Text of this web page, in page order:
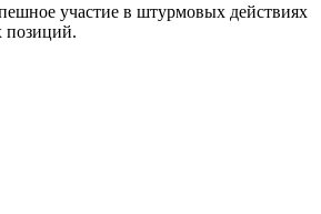
участие в штурмовых действиях
позиций.